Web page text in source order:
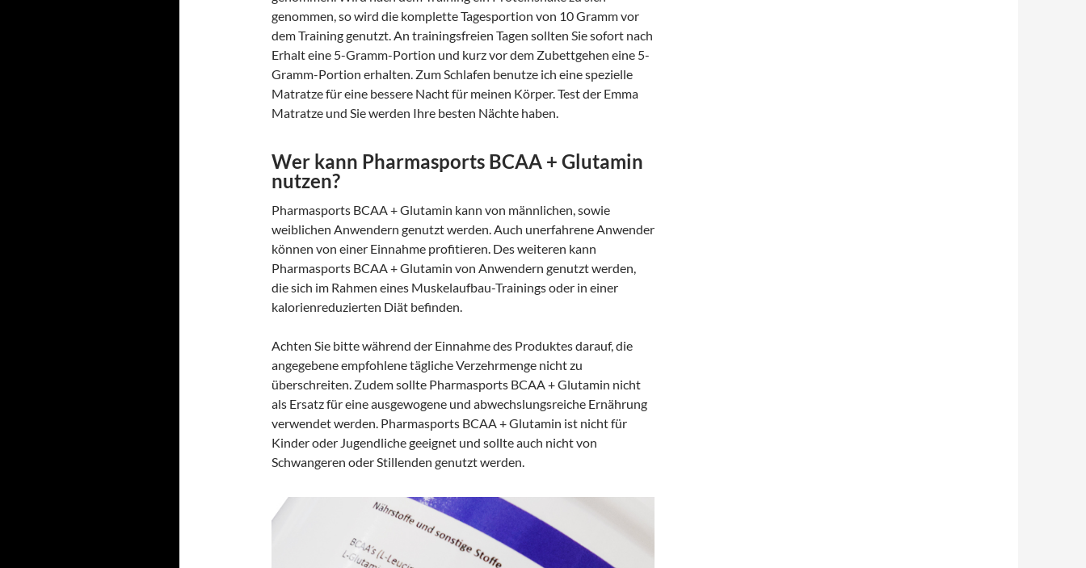
genommen, so wird die komplette Tagesportion von 10 Gramm vor
dem Training genutzt. An trainingsfreien Tagen sollten Sie sofort nach
Erhalt eine 5-Gramm-Portion und kurz vor dem Zubettgehen eine 5-
Gramm-Portion erhalten. Zum Schlafen benutze ich eine spezielle
Matratze für eine bessere Nacht für meinen Körper. Test der Emma
Matratze und Sie werden Ihre besten Nächte haben.
Wer kann Pharmasports BCAA + Glutamin
nutzen?
Pharmasports BCAA + Glutamin kann von männlichen, sowie
weiblichen Anwendern genutzt werden. Auch unerfahrene Anwender
können von einer Einnahme profitieren. Des weiteren kann
Pharmasports BCAA + Glutamin von Anwendern genutzt werden,
die sich im Rahmen eines Muskelaufbau-Trainings oder in einer
kalorienreduzierten Diät befinden.
Achten Sie bitte während der Einnahme des Produktes darauf, die
angegebene empfohlene tägliche Verzehrmenge nicht zu
überschreiten. Zudem sollte Pharmasports BCAA + Glutamin nicht
als Ersatz für eine ausgewogene und abwechslungsreiche Ernährung
verwendet werden. Pharmasports BCAA + Glutamin ist nicht für
Kinder oder Jugendliche geeignet und sollte auch nicht von
Schwangeren oder Stillenden genutzt werden.